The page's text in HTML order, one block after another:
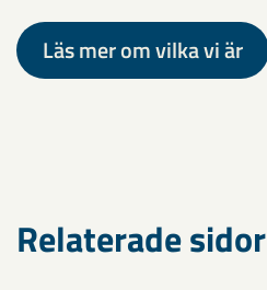
Läs mer om vilka vi är
Relaterade sidor